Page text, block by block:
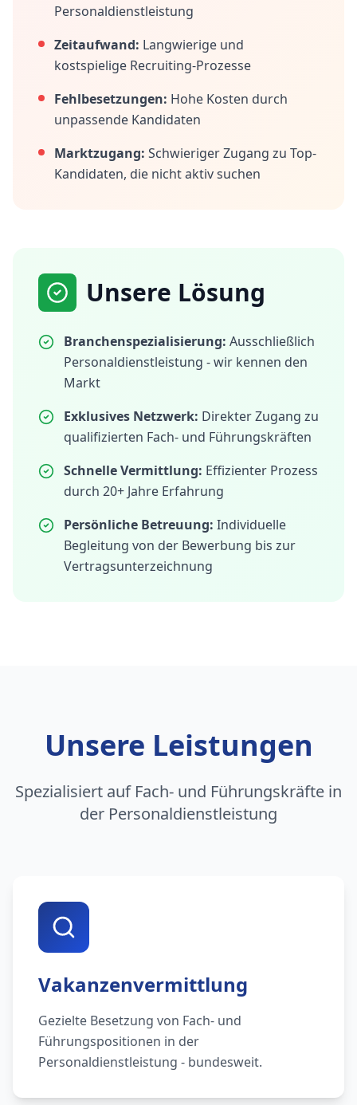
Personaldienstleistung
Zeitaufwand: Langwierige und
kostspielige Recruiting-Prozesse
Fehlbesetzungen: Hohe Kosten durch
unpassende Kandidaten
Marktzugang: Schwieriger Zugang zu Top-
Kandidaten, die nicht aktiv suchen
Unsere Lösung
Branchenspezialisierung: Ausschließlich
Personaldienstleistung - wir kennen den
Markt
Exklusives Netzwerk: Direkter Zugang zu
qualifizierten Fach- und Führungskräften
Schnelle Vermittlung: Effizienter Prozess
durch 20+ Jahre Erfahrung
Persönliche Betreuung: Individuelle
Begleitung von der Bewerbung bis zur
Vertragsunterzeichnung
Unsere Leistungen
Spezialisiert auf Fach- und Führungskräfte in
der Personaldienstleistung
Vakanzenvermittlung
Gezielte Besetzung von Fach- und
Führungspositionen in der
Personaldienstleistung - bundesweit.